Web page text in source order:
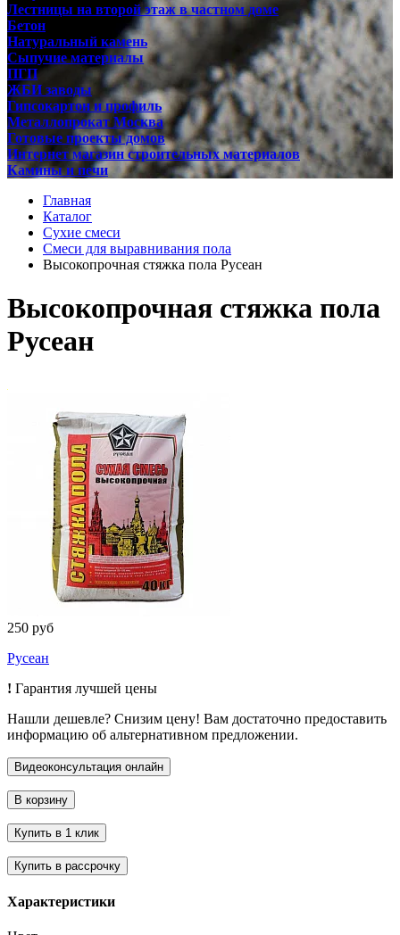
Лестницы на второй этаж в частном доме
Бетон
Натуральный камень
Сыпучие материалы
ПГП
ЖБИ заводы
Гипсокартон и профиль
Металлопрокат Москва
Готовые проекты домов
Интернет магазин строительных материалов
Камины и печи
Главная
Каталог
Сухие смеси
Смеси для выравнивания пола
Высокопрочная стяжка пола Русеан
Высокопрочная стяжка пола
Русеан
250 руб
Русеан
! Гарантия лучшей цены
Нашли дешевле? Снизим цену! Вам достаточно предоставить
информацию об альтернативном предложении.
Характеристики